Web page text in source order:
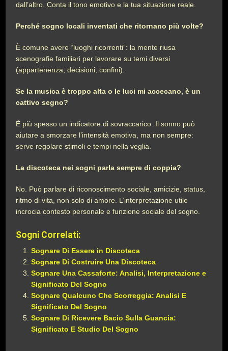
dall’altro. Conta il tono emotivo e la tua situazione reale.
Perché sogno locali inventati che ritornano più volte?
È comune avere “luoghi ricorrenti”: la mente riusa
scenografie familiari per lavorare su temi diversi
(appartenenza, decisioni, confini).
Se la musica è troppo alta o le luci mi accecano, è un
cattivo segno?
È più spesso un indicatore di sovraccarico. Il sonno può
aiutare a smorzare l’intensità emotiva, ma non sempre:
serve regolare stimoli e tempi nella veglia.
La discoteca nei sogni parla sempre di coppia?
No. Può parlare di riconoscimento sociale, amicizie, status,
ritmo di vita, non solo di amore. L’interpretazione utile
incrocia contesto personale e funzione sociale del sogno.
Sogni Correlati:
Sognare Di Essere in Discoteca
Sognare Di Costruire Una Discoteca
Sognare Una Cassaforte: Analisi, Interpretazione e
Significato Del Sogno
Sognare Qualcuno Che Scorreggia: Analisi E
Significato Del Sogno
Sognare Di Ricevere Bacio Sulla Guancia:
Significato E Studio Del Sogno